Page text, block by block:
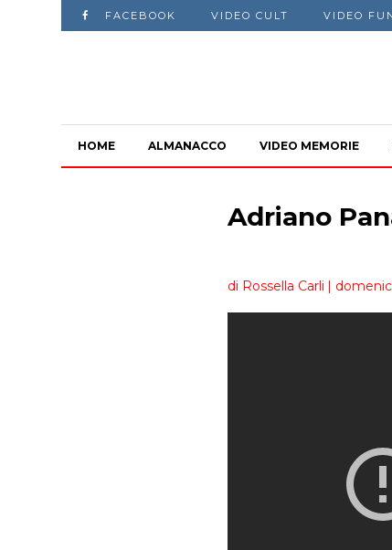
FACEBOOK VIDEO CULT VIDEO
HOME ALMANACCO VIDEO MEMORIE
Adriano
di Rossella Carli |